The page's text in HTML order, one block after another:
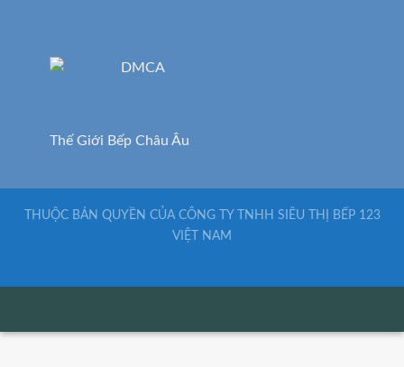
Thế Giới Bếp Châu Âu
THUỘC BẢN QUYỀN CỦA CÔNG TY TNHH SIÊU THỊ BẾP 123
VIỆT NAM